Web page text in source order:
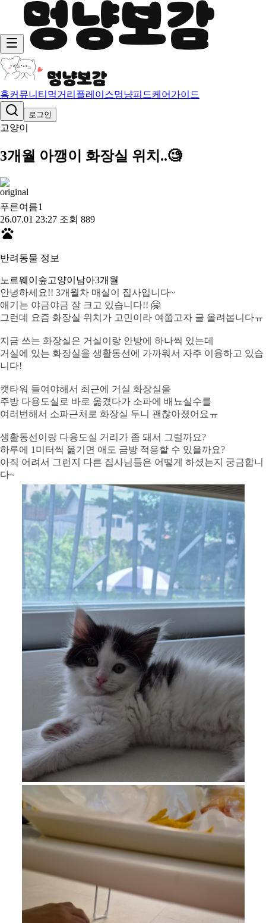
홈커뮤니티 먹거리 플레이스멍냥피드케어가이드
로그인
고양이
3개월 아깽이 화장실 위치..🧐
푸른여름1
26.07.01 23:27 조회 889
반려동물 정보
노르웨이숲고양이 남아3개월
안녕하세요!! 3개월차 매실이 집사입니다~
애기는 야금야금 잘 크고 있습니다!! 🤗
그런데 요즘 화장실 위치가 고민이라 여쭙고자 글 올려봅니다ㅠ
지금 쓰는 화장실은 거실이랑 안방에 하나씩 있는데
거실에 있는 화장실을 생활동선에 가까워서 자주 이용하고 있습
니다!
캣타워 들여야해서 최근에 거실 화장실을
주방 다용도실로 바로 옮겼다가 소파에 배뇨실수를
여러번해서 소파근처로 화장실 두니 괜찮아졌어요ㅠ
생활동선이랑 다용도실 거리가 좀 돼서 그럴까요?
하루에 1미터씩 옮기면 애도 금방 적응할 수 있을까요?
아직 어려서 그런지 다른 집사님들은 어떻게 하셨는지 궁금합니
다~